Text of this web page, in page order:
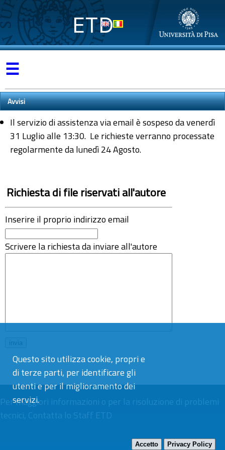
Questo sito utilizza cookie, propri e
di terze parti, per identificare gli
utenti e per il miglioramento dei
servizi.
Accetto Privacy Policy
ETD
☰
Avvisi
Il servizio di assistenza via email è sospeso da venerdì
31 Luglio alle 13:30. Le richieste verranno processate
regolarmente da lunedì 24 Agosto.
Richiesta di file riservati all'autore
Inserire il proprio indirizzo email
Scrivere la richiesta da inviare all'autore
Per maggiori informazioni o per la risoluzione di problemi
tecnici, Contatta lo Staff ETD